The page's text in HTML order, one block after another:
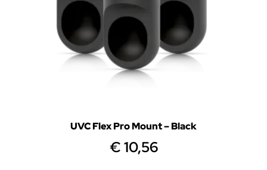
UVC Flex Pro Mount – Black
€10,56